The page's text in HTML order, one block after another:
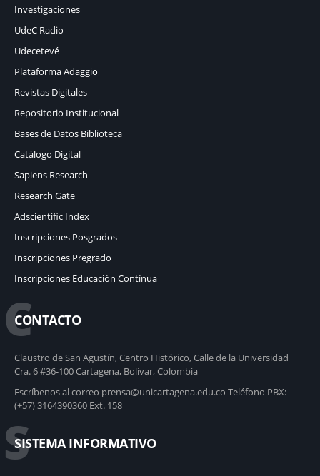
Investigaciones
UdeC Radio
Udecetevé
Plataforma Adaggio
Revistas Digitales
Repositorio Institucional
Bases de Datos Biblioteca
Catálogo Digital
Sapiens Research
Research Gate
Adscientific Index
Inscripciones Posgrados
Inscripciones Pregrado
Inscripciones Educación Contínua
C
CONTACTO
Claustro de San Agustín, Centro Histórico, Calle de la Universidad
Cra. 6 #36-100 Cartagena, Bolívar, Colombia
Escríbenos al correo prensa@unicartagena.edu.co Teléfono PBX:
(+57) 3164390360 Ext. 158
S
SISTEMA INFORMATIVO